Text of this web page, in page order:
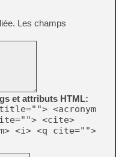
Les champs
et attributs HTML:
<acronym
<cite>
<i> <q cite="">